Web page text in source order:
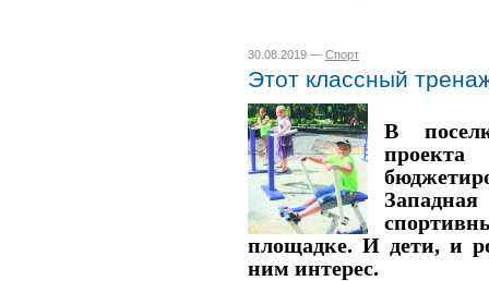
30.08.2019 — Спорт
Этот классный
В
площадке. И дети, и
ним интерес.